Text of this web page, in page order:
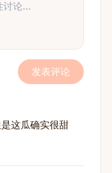
发表评论
这瓜确实很甜